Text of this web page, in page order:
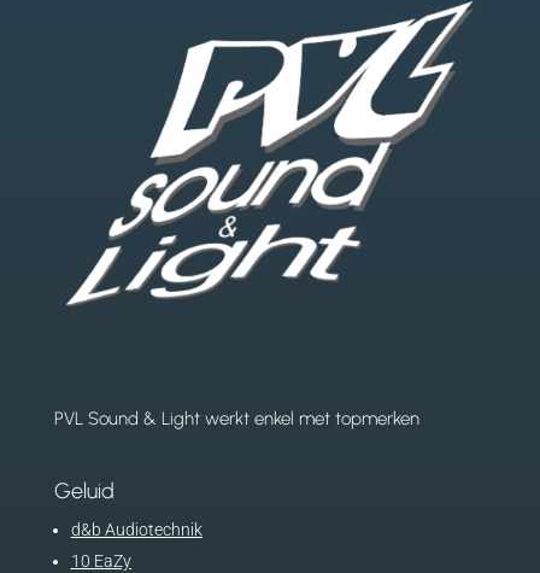
PVL Sound & Light werkt enkel met topmerken
Geluid
d&b Audiotechnik
10 EaZy